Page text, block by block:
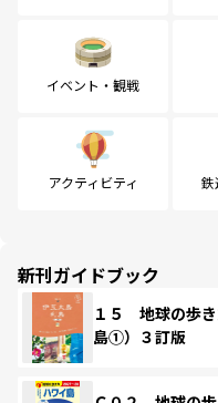
イベント・観戦
アクティビティ 鉄
新刊ガイドブック
１５ 地球の歩
島①）３訂版